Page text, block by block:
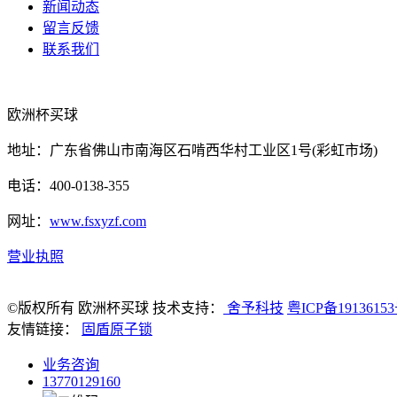
新闻动态
留言反馈
联系我们
欧洲杯买球
地址：广东省佛山市南海区石啃西华村工业区1号(彩虹市场)
电话：400-0138-355
网址： www.fsxyzf.com
营业执照
©版权所有 欧洲杯买球 技术支持： 舍予科技 粤ICP备
友情链接：
固盾原子锁
业务咨询
13770129160